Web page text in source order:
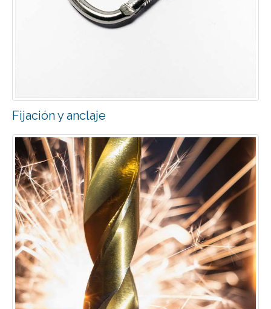
Fijación y anclaje